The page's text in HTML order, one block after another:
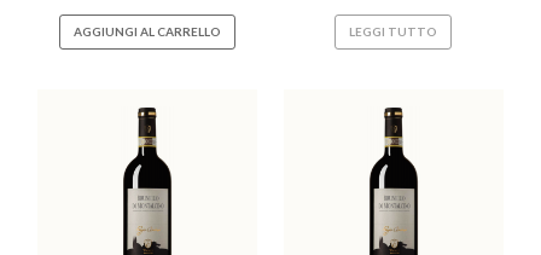
AGGIUNGI AL CARRELLO LEGGI TUTTO